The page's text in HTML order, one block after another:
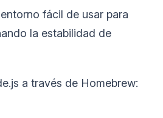
fácil de usar para
la estabilidad de
a través de Homebrew: